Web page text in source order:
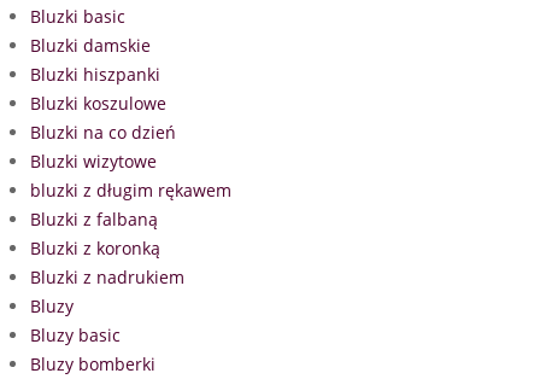
Bluzki basic
Bluzki damskie
Bluzki hiszpanki
Bluzki koszulowe
Bluzki na co dzień
Bluzki wizytowe
bluzki z długim rękawem
Bluzki z falbaną
Bluzki z koronką
Bluzki z nadrukiem
Bluzy
Bluzy basic
Bluzy bomberki